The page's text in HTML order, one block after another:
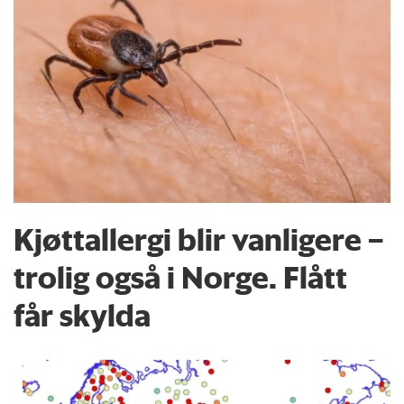
Kjøttallergi blir vanligere –
trolig også i Norge. Flått
får skylda